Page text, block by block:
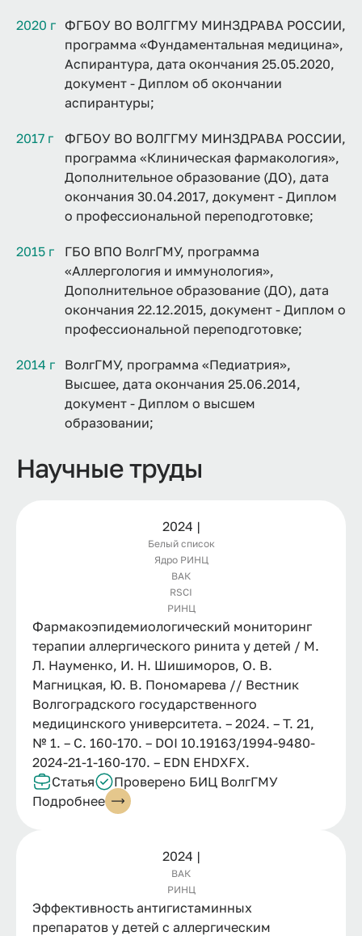
2020 г ФГБОУ ВО ВОЛГГМУ МИНЗДРАВА РОССИИ,
программа «Фундаментальная медицина»,
Аспирантура, дата окончания 25.05.2020,
документ - Диплом об окончании
аспирантуры;
2017 г
ФГБОУ ВО ВОЛГГМУ МИНЗДРАВА РОССИИ,
программа «Клиническая фармакология»,
Дополнительное образование (ДО), дата
окончания 30.04.2017, документ - Диплом
о профессиональной переподготовке;
2015 г
ГБО ВПО ВолгГМУ, программа
«Аллергология и иммунология»,
Дополнительное образование (ДО), дата
окончания 22.12.2015, документ - Диплом о
профессиональной переподготовке;
2014 г
ВолгГМУ, программа «Педиатрия»,
Высшее, дата окончания 25.06.2014,
документ - Диплом о высшем
образовании;
Научные труды
2024 |
Белый список
Ядро РИНЦ
ВАК
RSCI
РИНЦ
Фармакоэпидемиологический мониторинг
терапии аллергического ринита у детей / М.
Л. Науменко, И. Н. Шишиморов, О. В.
Магницкая, Ю. В. Пономарева // Вестник
Волгоградского государственного
медицинского университета. – 2024. – Т. 21,
№ 1. – С. 160-170. – DOI 10.19163/1994-9480-
2024-21-1-160-170. – EDN EHDXFX.
Статья
Проверено БИЦ ВолгГМУ
Подробнее
2024 |
ВАК
РИНЦ
Эффективность антигистаминных
препаратов у детей с аллергическим